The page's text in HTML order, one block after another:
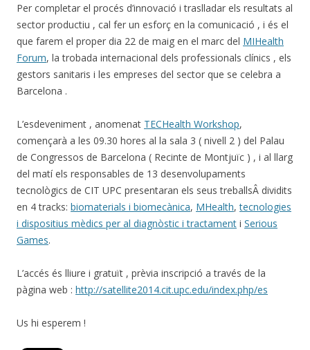
Per completar el procés d’innovació i traslladar els resultats al
sector productiu , cal fer un esforç en la comunicació , i és el
que farem el proper dia 22 de maig en el marc del MIHealth
Forum, la trobada internacional dels professionals clínics , els
gestors sanitaris i les empreses del sector que se celebra a
Barcelona .
L’esdeveniment , anomenat TECHealth Workshop,
començarà a les 09.30 hores al la sala 3 ( nivell 2 ) del Palau
de Congressos de Barcelona ( Recinte de Montjuïc ) , i al llarg
del matí els responsables de 13 desenvolupaments
tecnològics de CIT UPC presentaran els seus treballsÂ dividits
en 4 tracks: biomaterials i biomecànica, MHealth,tecnologies
i dispositius mèdics per al diagnòstic i tractament i Serious
Games.
L’accés és lliure i gratuït , prèvia inscripció a través de la
pàgina web : http://satellite2014.cit.upc.edu/index.php/es
Us hi esperem !